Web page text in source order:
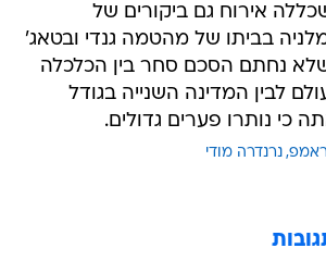
אירוח גם ביקורים של
בביתו של מהטמה גנדי ובטאג'
נחתם הסכם סחר בין הכלכלה
לבין המדינה השנייה בגודל
כי נותרו פערים גדולים.
נרנדרה מודי